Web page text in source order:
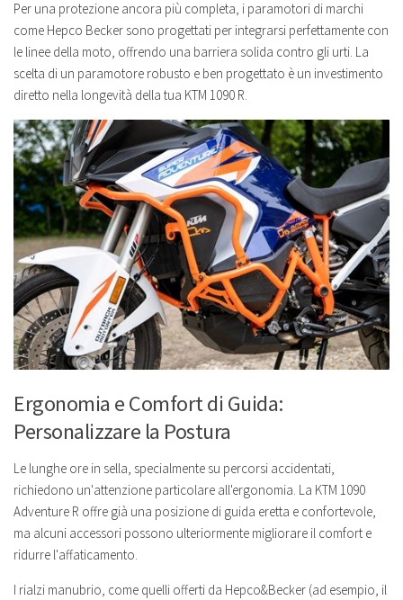
Per una protezione ancora più completa, i paramotori di marchi
come Hepco Becker sono progettati per integrarsi perfettamente con
le linee della moto, offrendo una barriera solida contro gli urti. La
scelta di un paramotore robusto e ben progettato è un investimento
diretto nella longevità della tua KTM 1090 R.
Ergonomia e Comfort di Guida:
Personalizzare la Postura
Le lunghe ore in sella, specialmente su percorsi accidentati,
richiedono un'attenzione particolare all'ergonomia. La KTM 1090
Adventure R offre già una posizione di guida eretta e confortevole,
ma alcuni accessori possono ulteriormente migliorare il comfort e
ridurre l'affaticamento.
I rialzi manubrio, come quelli offerti da Hepco&Becker (ad esempio, il